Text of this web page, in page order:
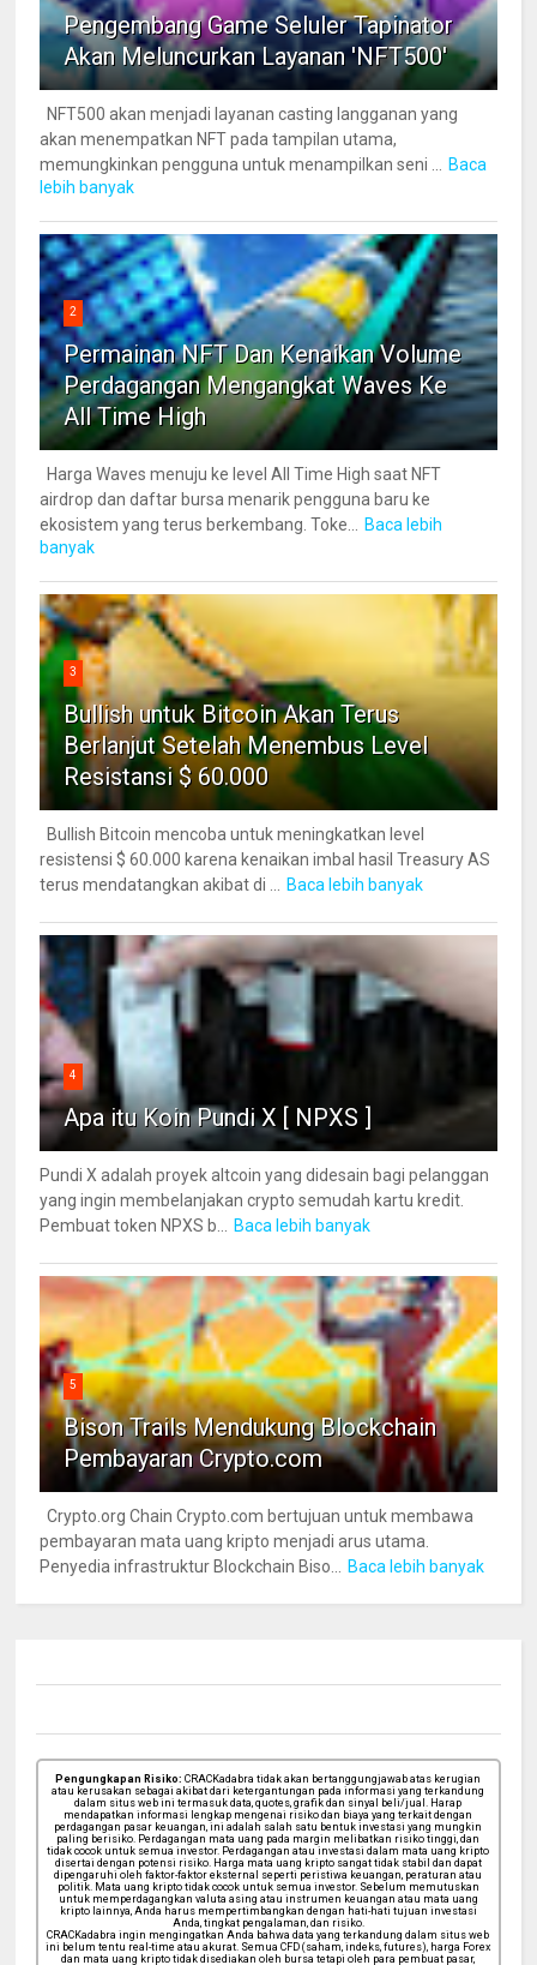
Pengembang Game Seluler Tapinator
Akan Meluncurkan Layanan 'NFT500'
NFT500 akan menjadi layanan casting langganan yang
akan menempatkan NFT pada tampilan utama,
memungkinkan pengguna untuk menampilkan seni ...
Baca
lebih banyak
2
Permainan NFT Dan Kenaikan Volume
Perdagangan Mengangkat Waves Ke
All Time High
Harga Waves menuju ke level All Time High saat NFT
airdrop dan daftar bursa menarik pengguna baru ke
ekosistem yang terus berkembang. Toke...
Baca lebih
banyak
3
Bullish untuk Bitcoin Akan Terus
Berlanjut Setelah Menembus Level
Resistansi $ 60.000
Bullish Bitcoin mencoba untuk meningkatkan level
resistensi $ 60.000 karena kenaikan imbal hasil Treasury AS
terus mendatangkan akibat di ...
Baca lebih banyak
4
Apa itu Koin Pundi X [ NPXS ]
Pundi X adalah proyek altcoin yang didesain bagi pelanggan
yang ingin membelanjakan crypto semudah kartu kredit.
Pembuat token NPXS b...
Baca lebih banyak
5
Bison Trails Mendukung Blockchain
Pembayaran Crypto.com
Crypto.org Chain Crypto.com bertujuan untuk membawa
pembayaran mata uang kripto menjadi arus utama.
Penyedia infrastruktur Blockchain Biso...
Baca lebih banyak
Pengungkapan Risiko: CRACKadabra tidak akan bertanggungjawab atas kerugian
atau kerusakan sebagai akibat dari ketergantungan pada informasi yang terkandung
dalam situs web ini termasuk data, quotes, grafik dan sinyal beli/jual. Harap
mendapatkan informasi lengkap mengenai risiko dan biaya yang terkait dengan
perdagangan pasar keuangan, ini adalah salah satu bentuk investasi yang mungkin
paling berisiko. Perdagangan mata uang pada margin melibatkan risiko tinggi, dan
tidak cocok untuk semua investor. Perdagangan atau investasi dalam mata uang kripto
disertai dengan potensi risiko. Harga mata uang kripto sangat tidak stabil dan dapat
dipengaruhi oleh faktor-faktor eksternal seperti peristiwa keuangan, peraturan atau
politik. Mata uang kripto tidak cocok untuk semua investor. Sebelum memutuskan
untuk memperdagangkan valuta asing atau instrumen keuangan atau mata uang
kripto lainnya, Anda harus mempertimbangkan dengan hati-hati tujuan investasi
Anda, tingkat pengalaman, dan risiko.
CRACKadabra ingin mengingatkan Anda bahwa data yang terkandung dalam situs web
ini belum tentu real-time atau akurat. Semua CFD (saham, indeks, futures), harga Forex
dan mata uang kripto tidak disediakan oleh bursa tetapi oleh para pembuat pasar,